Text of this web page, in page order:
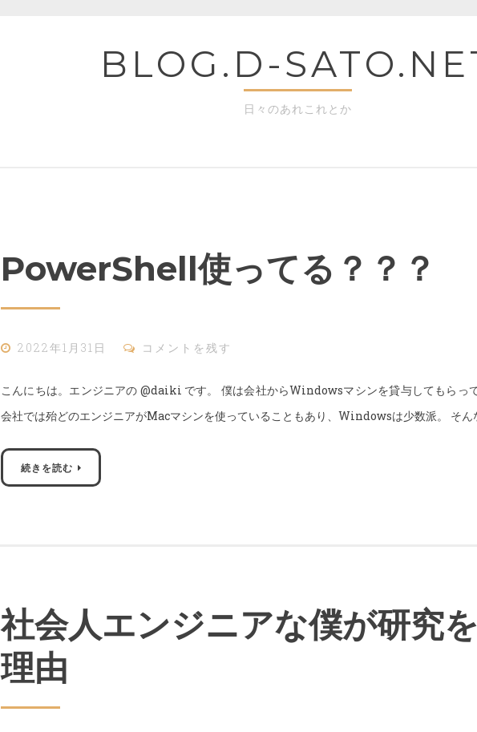
BLOG.D-
日々のあれこれとか
PowerShell使ってる？？？
2022年1月31日 コメントを残す
こんにちは。エンジニアの @daiki です。 僕は会社からWindowsマシンを貸与してもらっ
会社では殆どのエンジニアがMacマシンを使っていることもあり、Windowsは少数派。 そ
続きを読む
社会人エンジニアな僕が研究
理由